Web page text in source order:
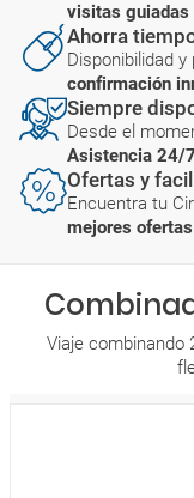
visitas guiadas
Ahorra
Disponibilidad y
confirmación
Siempre
Desde el
Asistencia 24/
Ofertas y
Encuentra tu
mejores
Viaje